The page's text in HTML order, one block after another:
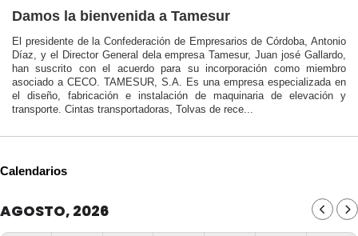
Damos la bienvenida a Tamesur
El presidente de la Confederación de Empresarios de Córdoba, Antonio
Díaz, y el Director General dela empresa Tamesur, Juan josé Gallardo,
han suscrito con el acuerdo para su incorporación como miembro
asociado a CECO. TAMESUR, S.A. Es una empresa especializada en
el diseño, fabricación e instalación de maquinaria de elevación y
transporte. Cintas transportadoras, Tolvas de rece...
Calendarios
AGOSTO, 2026